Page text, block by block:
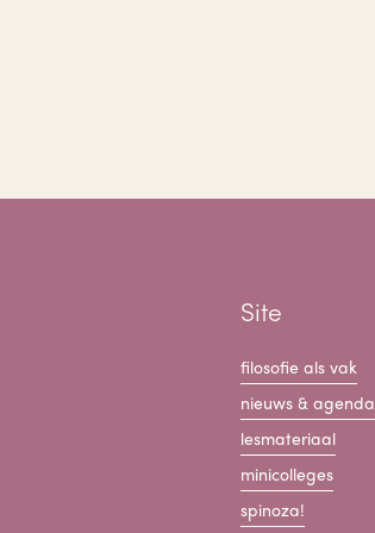
Site
filosofie als vak
nieuws & agenda
lesmateriaal
minicolleges
spinoza!